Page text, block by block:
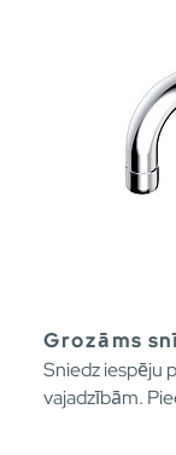
Grozāms
Sniedz iespēju
vajadzībām.